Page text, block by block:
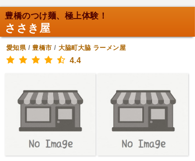
豊橋のつけ麺、極上体験！
ささき屋
愛知県/豊橋市 / 大脇町大脇 ラーメン屋
4.4